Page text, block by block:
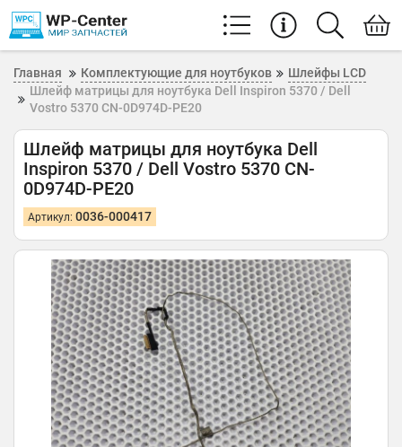
Главная Комплектующие для ноутбуков
Шлейфы LCD
Шлейф матрицы для ноутбука Dell Inspiron 5370 / Dell
Vostro 5370 CN-0D974D-PE20
Шлейф матрицы для ноутбука Dell
Inspiron 5370 / Dell Vostro 5370 CN-
0D974D-PE20
Артикул: 0036-000417